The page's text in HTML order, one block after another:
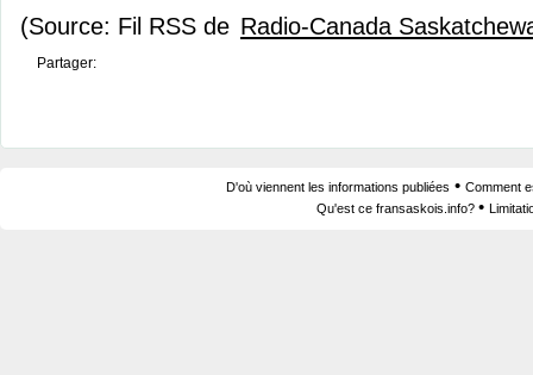
(Source: Fil RSS de Radio-Canada
Partager:
D'où viennent les informations publiées • Comment
Qu'est ce fransaskois.info? •